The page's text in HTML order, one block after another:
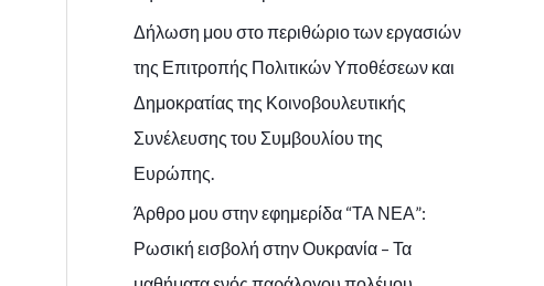
Δήλωση μου στο περιθώριο των εργασιών
της Επιτροπής Πολιτικών Υποθέσεων και
Δημοκρατίας της Κοινοβουλευτικής
Συνέλευσης του Συμβουλίου της
Ευρώπης.
Άρθρο μου στην εφημερίδα “ΤΑ ΝΕΑ”:
Ρωσική εισβολή στην Ουκρανία – Τα